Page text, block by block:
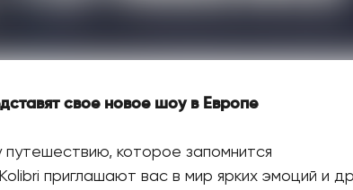
свое новое шоу в Европе
путешествию, которое запомнится
приглашают вас в мир ярких эмоций и